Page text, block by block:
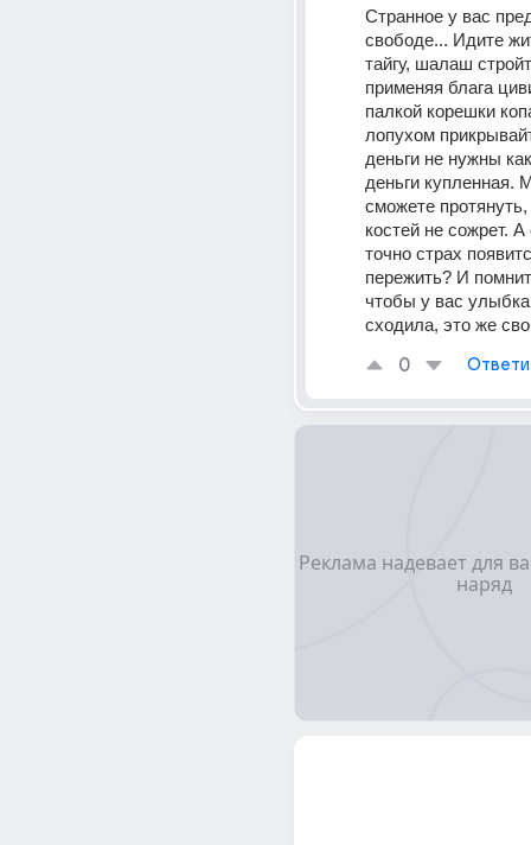
Странное у вас
свободе... Идите
тайгу, шалаш
применяя блага
палкой корешки
лопухом
деньги не нужны
деньги купленная.
сможете
костей не сожрет.
точно страх
пережить? И
чтобы у вас
сходила, это же
0